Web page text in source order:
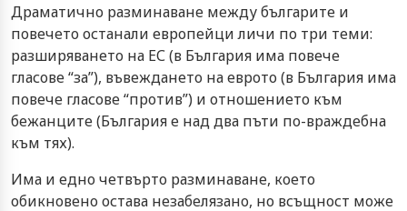
Драматично разминаване между българите и
повечето останали европейци личи по три теми:
разширяването на ЕС (в България има повече
гласове “за”), въвеждането на еврото (в България има
повече гласове “против”) и отношението към
бежанците (България е над два пъти по-враждебна
към тях).
Има и едно четвърто разминаване, което
обикновено остава незабелязано, но всъщност може